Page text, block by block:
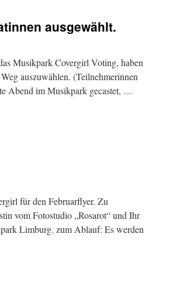
ausgewählt.
Musikpark Covergirl Voting, haben
auszuwählen. (Teilnehmerinnen
Abend im Musikpark gecastet, …
für den Februarflyer. Zu
vom Fotostudio „Rosarot“ und Ihr
Limburg. zum Ablauf: Es werden